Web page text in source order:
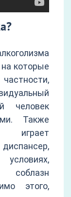
которые
человек
Также
играет
диспансер,
соблазн
этого,